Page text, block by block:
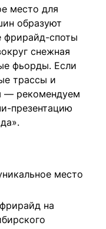
место для
образуют
фрирайд-споты
снежная
фьорды. Если
трассы и
— рекомендуем
презентацию
место
на